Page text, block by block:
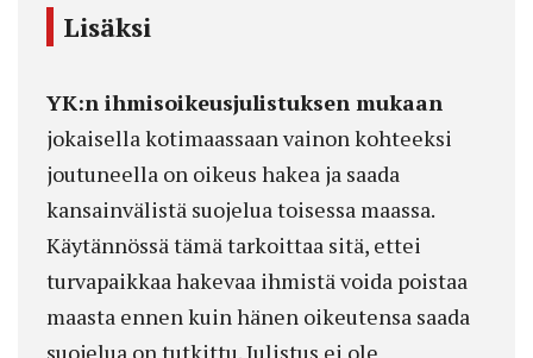
Lisäksi
YK:n ihmisoikeusjulistuksen mukaan
jokaisella kotimaassaan vainon kohteeksi
joutuneella on oikeus hakea ja saada
kansainvälistä suojelua toisessa maassa.
Käytännössä tämä tarkoittaa sitä, ettei
turvapaikkaa hakevaa ihmistä voida poistaa
maasta ennen kuin hänen oikeutensa saada
suojelua on tutkittu. Julistus ei ole